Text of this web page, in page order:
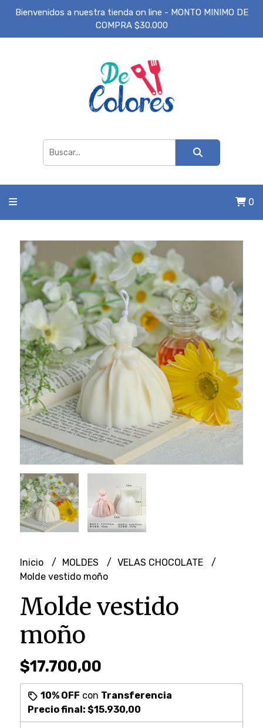
Bienvenidos a nuestra tienda on line - MONTO MINIMO DE
COMPRA $30.000
0
Inicio MOLDES
VELAS CHOCOLATE
Molde vestido moño
Molde vestido
moño
$17.700,00
10% OFF con Transferencia
Precio final: $15.930,00